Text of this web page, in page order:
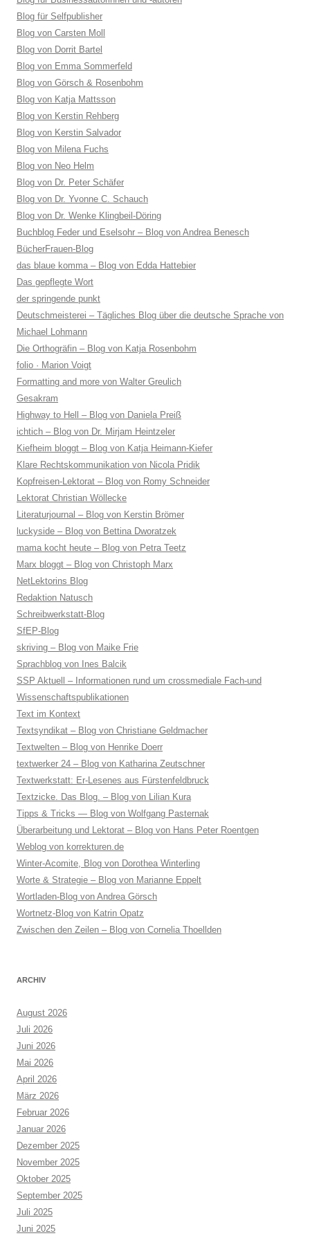
Blog für Selfpublisher
Blog von Carsten Moll
Blog von Dorrit Bartel
Blog von Emma Sommerfeld
Blog von Görsch & Rosenbohm
Blog von Katja Mattsson
Blog von Kerstin Rehberg
Blog von Kerstin Salvador
Blog von Milena Fuchs
Blog von Neo Helm
Blog von Dr. Peter Schäfer
Blog von Dr. Yvonne C. Schauch
Blog von Dr. Wenke Klingbeil-Döring
Buchblog Feder und Eselsohr – Blog von Andrea Benesch
BücherFrauen-Blog
das blaue komma – Blog von Edda Hattebier
Das gepflegte Wort
der springende punkt
Deutschmeisterei – Tägliches Blog über die deutsche Sprache von
Michael Lohmann
Die Orthogräfin – Blog von Katja Rosenbohm
folio · Marion Voigt
Formatting and more von Walter Greulich
Gesakram
Highway to Hell – Blog von Daniela Preiß
ichtich – Blog von Dr. Mirjam Heintzeler
Kiefheim bloggt – Blog von Katja Heimann-Kiefer
Klare Rechtskommunikation von Nicola Pridik
Kopfreisen-Lektorat – Blog von Romy Schneider
Lektorat Christian Wöllecke
Literaturjournal – Blog von Kerstin Brömer
luckyside – Blog von Bettina Dworatzek
mama kocht heute – Blog von Petra Teetz
Marx bloggt – Blog von Christoph Marx
NetLektorins Blog
Redaktion Natusch
Schreibwerkstatt-Blog
SfEP-Blog
skriving – Blog von Maike Frie
Sprachblog von Ines Balcik
SSP Aktuell – Informationen rund um crossmediale Fach-und
Wissenschaftspublikationen
Text im Kontext
Textsyndikat – Blog von Christiane Geldmacher
Textwelten – Blog von Henrike Doerr
textwerker 24 – Blog von Katharina Zeutschner
Textwerkstatt: Er-Lesenes aus Fürstenfeldbruck
Textzicke. Das Blog. – Blog von Lilian Kura
Tipps & Tricks — Blog von Wolfgang Pasternak
Überarbeitung und Lektorat – Blog von Hans Peter Roentgen
Weblog von korrekturen.de
Winter-Acomite, Blog von Dorothea Winterling
Worte & Strategie – Blog von Marianne Eppelt
Wortladen-Blog von Andrea Görsch
Wortnetz-Blog von Katrin Opatz
Zwischen den Zeilen – Blog von Cornelia Thoellden
ARCHIV
August 2026
Juli 2026
Juni 2026
Mai 2026
April 2026
März 2026
Februar 2026
Januar 2026
Dezember 2025
November 2025
Oktober 2025
September 2025
Juli 2025
Juni 2025